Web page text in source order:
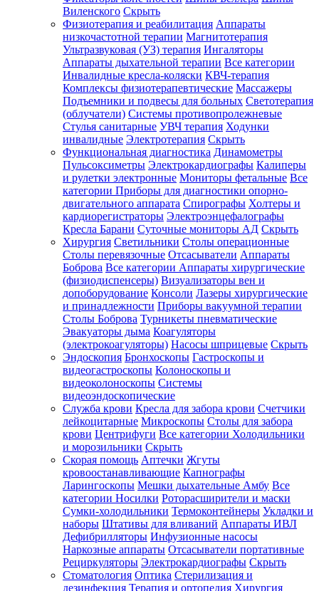
Виленского Скрыть
Физиотерапия и реабилитация Аппараты
низкочастотной терапии Магнитотерапия
Ультразвуковая (УЗ) терапия Ингаляторы
Аппараты дыхательной терапии Все категории
Инвалидные кресла-коляски КВЧ-терапия
Комплексы физиотерапевтические Массажеры
Подъемники и подвесы для больных Светотерапия
(облучатели) Системы противопролежневые
Стулья санитарные УВЧ терапия Ходунки
инвалидные Электротерапия Скрыть
Функциональная диагностика Динамометры
Пульсоксиметры Электрокардиографы Калиперы
и рулетки электронные Мониторы фетальные Все
категории Приборы для диагностики опорно-
двигательного аппарата Спирографы Холтеры и
кардиорегистраторы Электроэнцефалографы
Кресла Барани Суточные мониторы АД Скрыть
Хирургия Светильники Столы операционные
Столы перевязочные Отсасыватели Аппараты
Боброва Все категории Аппараты хирургические
(физиодиспенсеры) Визуализаторы вен и
допоборудование Консоли Лазеры хирургические
и принадлежности Приборы вакуумной терапии
Столы Боброва Турникеты пневматические
Эвакуаторы дыма Коагуляторы
(электрокоагуляторы) Насосы шприцевые Скрыть
Эндоскопия Бронхоскопы Гастроскопы и
видеогастроскопы Колоноскопы и
видеоколоноскопы Системы
видеоэндоскопические
Служба крови Кресла для забора крови Счетчики
лейкоцитарные Микроскопы Столы для забора
крови Центрифуги Все категории Холодильники
и морозильники Скрыть
Скорая помощь Аптечки Жгуты
кровоостанавливающие Капнографы
Ларингоскопы Мешки дыхательные Амбу Все
категории Носилки Роторасширители и маски
Сумки-холодильники Термоконтейнеры Укладки и
наборы Штативы для вливаний Аппараты ИВЛ
Дефибрилляторы Инфузионные насосы
Наркозные аппараты Отсасыватели портативные
Рециркуляторы Электрокардиографы Скрыть
Стоматология Оптика Стерилизация и
дезинфекция Терапия и ортопедия Хирургия